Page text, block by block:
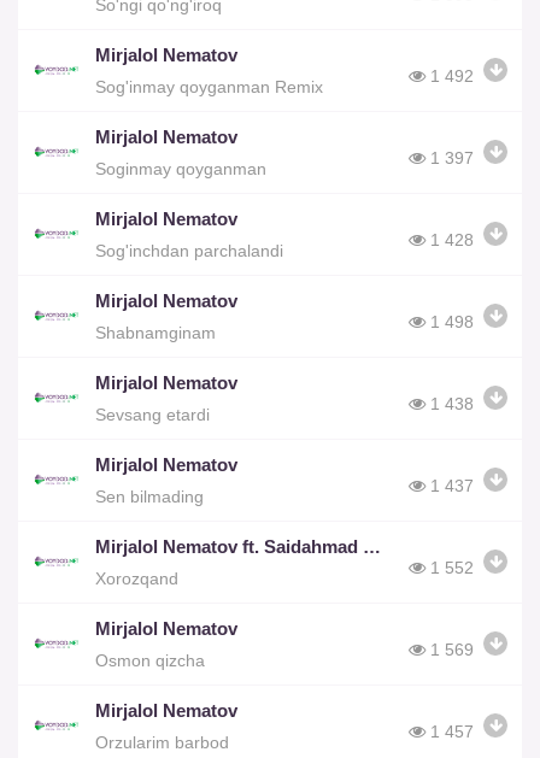
So'ngi qo'ng'iroq
Mirjalol Nematov
Sog'inmay qoyganman Remix
1 492
Mirjalol Nematov
Soginmay qoyganman
1 397
Mirjalol Nematov
Sog'inchdan parchalandi
1 428
Mirjalol Nematov
Shabnamginam
1 498
Mirjalol Nematov
Sevsang etardi
1 438
Mirjalol Nematov
Sen bilmading
1 437
Mirjalol Nematov ft. Saidahmad Umarov
Xorozqand
1 552
Mirjalol Nematov
Osmon qizcha
1 569
Mirjalol Nematov
Orzularim barbod
1 457